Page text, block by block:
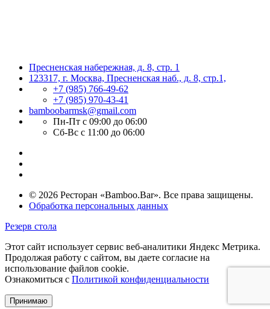
Пресненская набережная, д. 8, стр. 1
123317, г. Москва, Пресненская наб., д. 8, стр.1,
+7 (985) 766-49-62
+7 (985) 970-43-41
bamboobarmsk@gmail.com
Пн-Пт с 09:00 до 06:00
Сб-Вс с 11:00 до 06:00
© 2026 Ресторан «Bamboo.Bar». Все права защищены.
Обработка персональных данных
Резерв стола
Этот сайт использует сервис веб-аналитики Яндекс Метрика.
Продолжая работу с сайтом, вы даете согласие на
использование файлов cookie.
Ознакомиться с Политикой конфиденциальности
Принимаю